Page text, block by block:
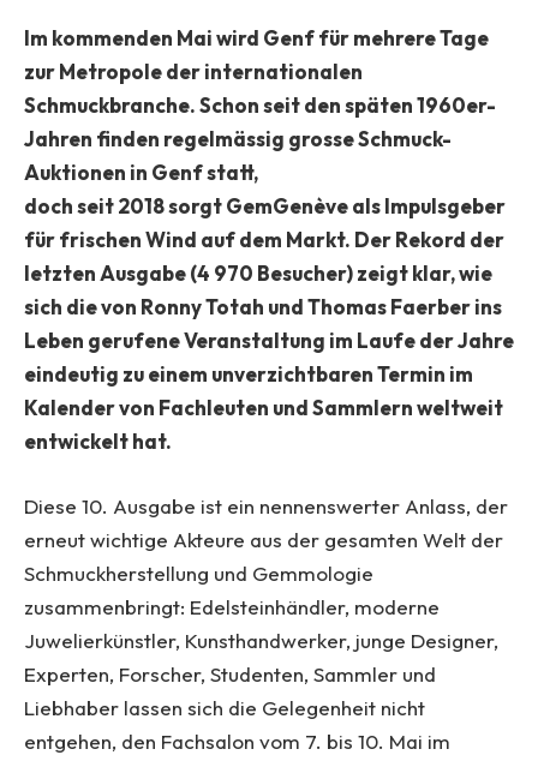
Im kommenden Mai wird Genf für mehrere Tage
zur Metropole der internationalen
Schmuckbranche.Schon seit den späten 1960er-
Jahren finden regelmässig grosse Schmuck-
Auktionen in Genf statt,
doch seit 2018 sorgt GemGenève als Impulsgeber
für frischen Wind auf dem Markt. Der Rekord der
letzten Ausgabe (4 970 Besucher) zeigt klar, wie
sich die von Ronny Totah und Thomas Faerber ins
Leben gerufene Veranstaltung im Laufe der Jahre
eindeutig zu einem unverzichtbaren Termin im
Kalender von Fachleuten und Sammlern weltweit
entwickelt hat.
Diese 10. Ausgabe ist ein nennenswerter Anlass, der
erneut wichtige Akteure aus der gesamten Welt der
Schmuckherstellung und Gemmologie
zusammenbringt: Edelsteinhändler, moderne
Juwelierkünstler, Kunsthandwerker, junge Designer,
Experten, Forscher, Studenten, Sammler und
Liebhaber lassen sich die Gelegenheit nicht
entgehen, den Fachsalon vom 7. bis 10. Mai im